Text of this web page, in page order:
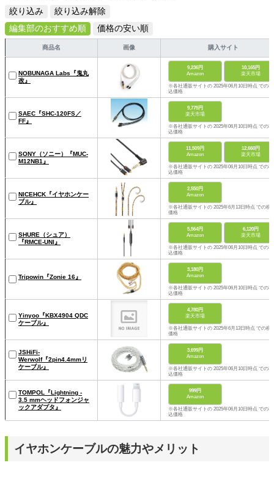
絞り込み
絞り込み解除
編集部のおすすめ順
価格の安い順
商品名 画像 購入サイト
NOBUNAGA Labs『鬼丸
改』
9,236円
Amazon
10,165円
楽天市場
※各社通販サイトの 2025年06月10日時点 での税
込価格
SAEC『SHC-120FS／
FF』
9,775円
楽天市場
※各社通販サイトの 2025年06月10日時点 での税
込価格
SONY（ソニー）『MUC-
M12NB1』
11,509円
Amazon
12,660円
楽天市場
※各社通販サイトの 2025年06月10日時点 での税
込価格
NICEHCK『イヤホンケー
ブル』
2,550円
Amazon
※各社通販サイトの 2025年6月13日時点 での税
価格
SHURE（シュア）
『RMCE-UNI』
5,564円
Amazon
6,120円
楽天市場
※各社通販サイトの 2025年06月10日時点 での税
込価格
Tripowin『Zonie 16』
3,180円
Amazon
※各社通販サイトの 2025年06月10日時点 での税
込価格
Yinyoo『KBX4904 QDC
ケーブル』
4,780円
楽天市場
※各社通販サイトの 2025年6月13日時点 での税
価格
JSHiFi-
Werwolf『2pin4.4mmリ
ケーブル』
3,699円
Amazon
※各社通販サイトの 2025年06月10日時点 での税
込価格
TOMPOL『Lightning -
3.5 mmヘッドフォンジャ
ックアダプタ』
999円
Amazon
※各社通販サイトの 2025年06月10日時点 での税
込価格
イヤホンケーブルの魅力やメリット